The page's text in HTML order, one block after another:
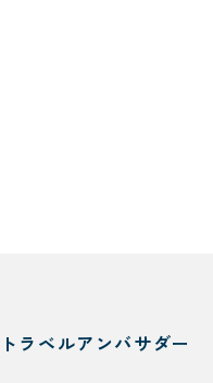
トラベルアンバサダー